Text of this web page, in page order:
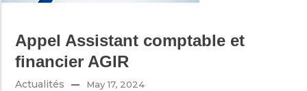
Appel Assistant comptable et
financier AGIR
Actualités May 17, 2024